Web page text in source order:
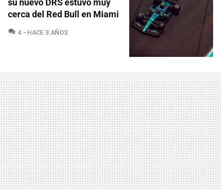
cerca del Red Bull en Miami
4 COMENTARIOS
HACE 3 AÑOS